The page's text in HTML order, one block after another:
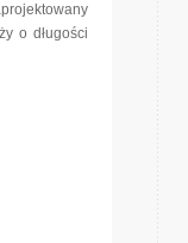
o długości